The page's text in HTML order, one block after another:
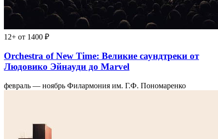
12+ от 1400 ₽
Orchestra of New Time: Великие саундтреки от
Людовико Эйнауди до Marvel
февраль — ноябрь Филармония им. Г.Ф. Пономаренко